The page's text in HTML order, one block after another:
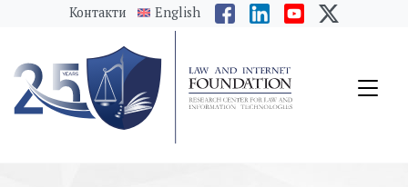
messages.Skip to main content
Контакти English